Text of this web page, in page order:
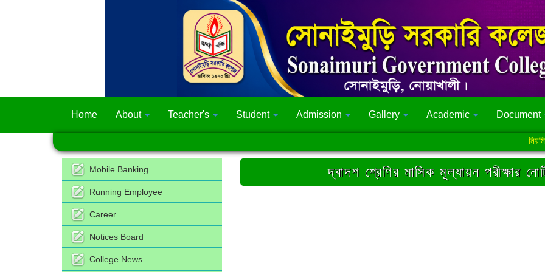
Home About Teacher's Student Admission Gallery Academic Document
নিয়মিত
Mobile Banking
Running Employee
Career
Notices Board
College News
দ্বাদশ শ্রেণির মাসিক মূল্যায়ন পরীক্ষার